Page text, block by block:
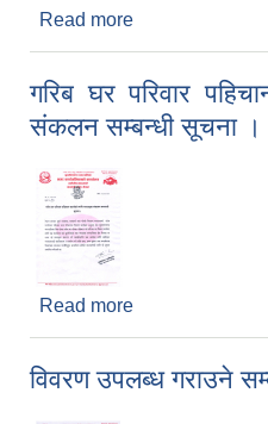
Read more
गरिब घर परिवार
संकलन सम्बन्धी सूचना ।
Read more
विवरण उपलब्ध गराउने